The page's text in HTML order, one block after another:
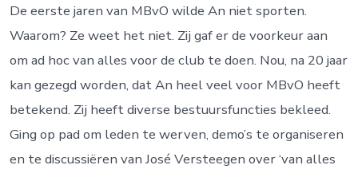
De eerste jaren van MBvO wilde An niet sporten.
Waarom? Ze weet het niet. Zij gaf er de voorkeur aan
om ad hoc van alles voor de club te doen. Nou, na 20 jaar
kan gezegd worden, dat An heel veel voor MBvO heeft
betekend. Zij heeft diverse bestuursfuncties bekleed.
Ging op pad om leden te werven, demo’s te organiseren
en te discussiëren van José Versteegen over ‘van alles